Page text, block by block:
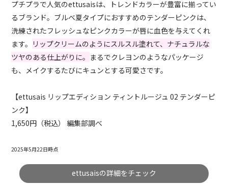
プチプラで人気のettusaisは、トレンドカラーが豊富に揃ってい
るブランド。ブルベ夏タイプにおすすめのテンダーピンクは、
洗練されたフレッシュなピンクカラーが唇に血色を与えてくれ
ます。 リップクリームのようにスルスル塗れて、ナチュラルな
ツヤのある仕上がりに。 まるでクレヨンのようなパッケージ
も、メイクするたびにキュンとする可愛さです。
【ettusais リップエディション ティントルージュ 02 テンダーピ
ンク】
1,650円（税込） 編集部調べ
2025年5月22日時点
ettusaisの詳細をチェック